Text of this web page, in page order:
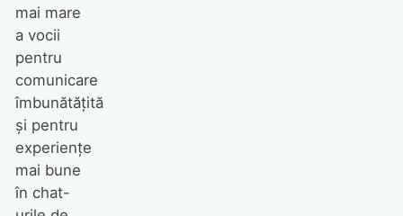
mai mare
a vocii
pentru
comunicare
îmbunătățită
și pentru
experiențe
mai bune
în chat-